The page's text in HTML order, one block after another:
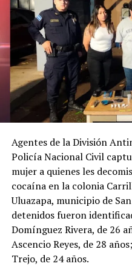
Agentes de la División
Policía Nacional Civil
mujer a quienes les
cocaína en la colonia
Uluazapa, municipio de
detenidos fueron
Domínguez Rivera, de 26
Ascencio Reyes, de 28
Trejo, de 24 años.